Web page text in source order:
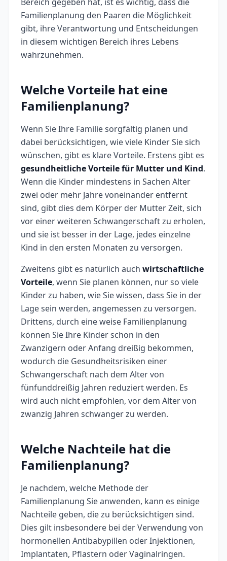
Familienplanung den Paaren die Möglichkeit
gibt, ihre Verantwortung und Entscheidungen
in diesem wichtigen Bereich ihres Lebens
wahrzunehmen.
Welche Vorteile hat eine
Familienplanung?
Wenn Sie Ihre Familie sorgfältig planen und
dabei berücksichtigen, wie viele Kinder Sie sich
wünschen, gibt es klare Vorteile. Erstens gibt es
gesundheitliche Vorteile für Mutter und Kind.
Wenn die Kinder mindestens in Sachen Alter
zwei oder mehr Jahre voneinander entfernt
sind, gibt dies dem Körper der Mutter Zeit, sich
vor einer weiteren Schwangerschaft zu erholen,
und sie ist besser in der Lage, jedes einzelne
Kind in den ersten Monaten zu versorgen.
Zweitens gibt es natürlich auch wirtschaftliche
Vorteile, wenn Sie planen können, nur so viele
Kinder zu haben, wie Sie wissen, dass Sie in der
Lage sein werden, angemessen zu versorgen.
Drittens, durch eine weise Familienplanung
können Sie Ihre Kinder schon in den
Zwanzigern oder Anfang dreißig bekommen,
wodurch die Gesundheitsrisiken einer
Schwangerschaft nach dem Alter von
fünfunddreißig Jahren reduziert werden. Es
wird auch nicht empfohlen, vor dem Alter von
zwanzig Jahren schwanger zu werden.
Welche Nachteile hat die
Familienplanung?
Je nachdem, welche Methode der
Familienplanung Sie anwenden, kann es einige
Nachteile geben, die zu berücksichtigen sind.
Dies gilt insbesondere bei der Verwendung von
hormonellen Antibabypillen oder Injektionen,
Implantaten, Pflastern oder Vaginalringen.